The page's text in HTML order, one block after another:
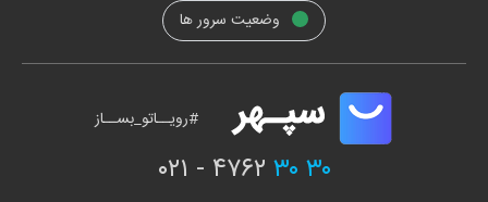
وضعیت سرور ها
#رویــاتو_بســاز
۰۲۱ - ۴۷۶۲ ۳۰ ۳۰